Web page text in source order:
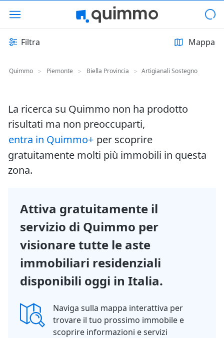
Filtra Mappa
Quimmo > Piemonte > Biella Provincia > Artigianali Sostegno
La ricerca su Quimmo non ha prodotto
risultati ma non preoccuparti,
entra in Quimmo+ per scoprire
gratuitamente molti più immobili in questa
zona.
Attiva gratuitamente il
servizio di Quimmo per
visionare tutte le aste
immobiliari residenziali
disponibili oggi in Italia.
Naviga sulla mappa interattiva per
trovare il tuo prossimo immobile e
scoprire informazioni e servizi